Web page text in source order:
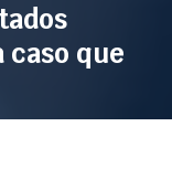
caso que